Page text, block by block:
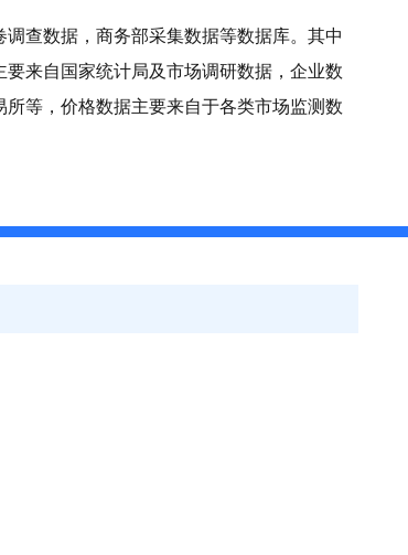
查数据，商务部采集数据等数据库。其中
来自国家统计局及市场调研数据，企业数
等，价格数据主要来自于各类市场监测数